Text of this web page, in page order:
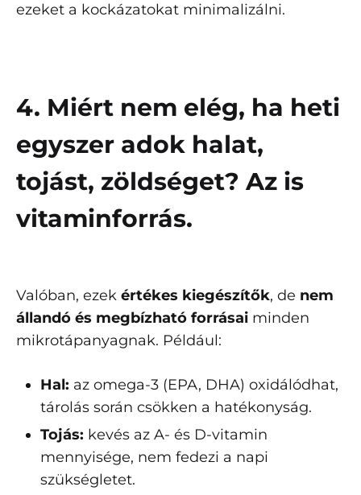
ezeket a kockázatokat minimalizálni.
4. Miért nem elég, ha heti
egyszer adok halat,
tojást, zöldséget? Az is
vitaminforrás.
Valóban, ezek értékes kiegészítők, de nem
állandó és megbízható forrásai minden
mikrotápanyagnak. Például:
Hal: az omega-3 (EPA, DHA) oxidálódhat,
tárolás során csökken a hatékonyság.
Tojás: kevés az A- és D-vitamin
mennyisége, nem fedezi a napi
szükségletet.